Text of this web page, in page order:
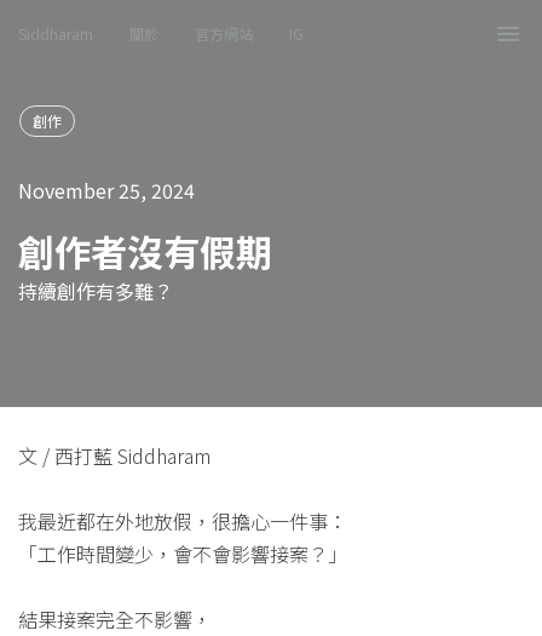
Siddharam 關於 官方網站 IG
創作
November 25, 2024
創作者沒有假期
持續創作有多難？
文 / 西打藍 Siddharam
我最近都在外地放假，很擔心一件事：
「工作時間變少，會不會影響接案？」
結果接案完全不影響，